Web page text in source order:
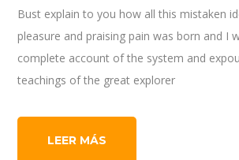
Bust explain to you how all this mistaken
pleasure and praising pain was born and I
complete account of the system and
teachings of the great explorer
LEER MÁS